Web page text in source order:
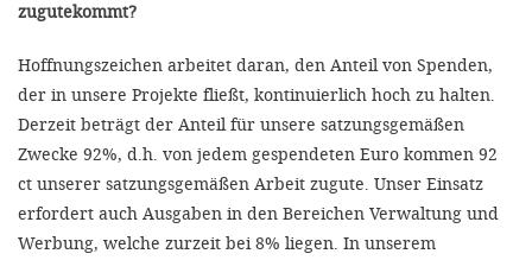
zugutekommt?
Hoffnungszeichen arbeitet daran, den Anteil von Spenden,
der in unsere Projekte fließt, kontinuierlich hoch zu halten.
Derzeit beträgt der Anteil für unsere satzungsgemäßen
Zwecke 92%, d.h. von jedem gespendeten Euro kommen 92
ct unserer satzungsgemäßen Arbeit zugute. Unser Einsatz
erfordert auch Ausgaben in den Bereichen Verwaltung und
Werbung, welche zurzeit bei 8% liegen. In unserem